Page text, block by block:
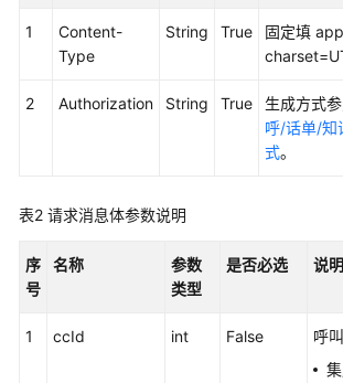
系
配
口
考
1
Content-
Type
String True
固定填
2 Authorization String True 生成方式
呼/话单/知
式。
表2 请求消息体参数说明
序
号
名称
参数
类型
是否必选 说明
1 ccId int False
呼